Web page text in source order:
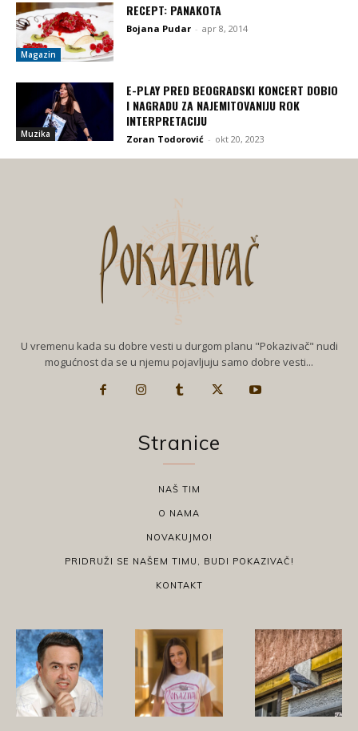
Magazin
RECEPT: PANAKOTA
Bojana Pudar - apr 8, 2014
Muzika
E-PLAY PRED BEOGRADSKI KONCERT DOBIO
I NAGRADU ZA NAJEMITOVANIJU ROK
INTERPRETACIJU
Zoran Todorović - okt 20, 2023
U vremenu kada su dobre vesti u durgom planu "Pokazivač" nudi
mogućnost da se u njemu pojavljuju samo dobre vesti...
Stranice
NAŠ TIM
O NAMA
NOVAKUJMO!
PRIDRUŽI SE NAŠEM TIMU, BUDI POKAZIVAČ!
KONTAKT